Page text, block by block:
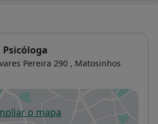
Psicóloga
Pereira 290 , Matosinhos
o mapa
abre num novo separador